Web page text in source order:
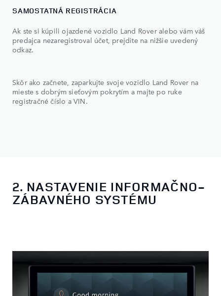
SAMOSTATNÁ REGISTRÁCIA
Ak ste si kúpili ojazdené vozidlo Land Rover alebo vám váš
predajca nezaregistroval účet, prejdite na nižšie uvedený
odkaz.
Skôr ako začnete, zaparkujte svoje vozidlo Land Rover na
mieste s dobrým sieťovým pokrytím a majte po ruke
registračné číslo a VIN.
2. NASTAVENIE INFORMAČNO-
ZÁBAVNÉHO SYSTÉMU